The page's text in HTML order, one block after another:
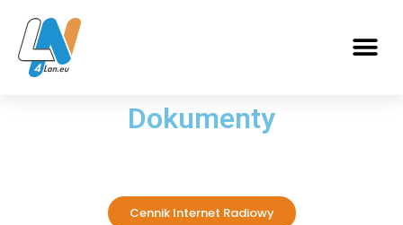
Dokumenty
Cennik Internet Radiowy